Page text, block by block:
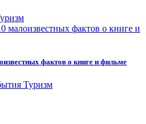
фактов о книге и фильме
Туризм